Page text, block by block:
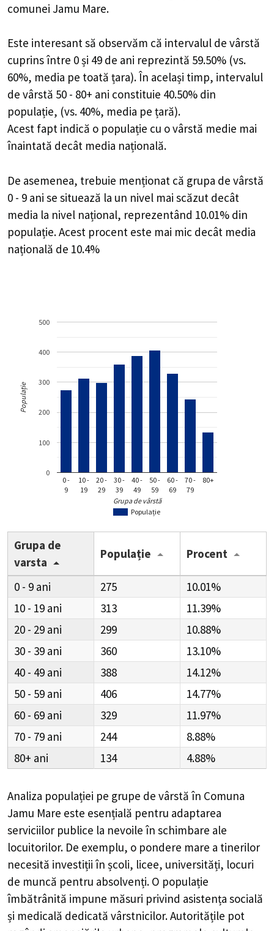
comunei Jamu Mare.
Este interesant să observăm că intervalul de vârstă
cuprins între 0 și 49 de ani reprezintă 59.50% (vs.
60%, media pe toată țara). În același timp, intervalul
de vârstă 50 - 80+ ani constituie 40.50% din
populație, (vs. 40%, media pe țară).
Acest fapt indică o populație cu o vârstă medie mai
înaintată decât media națională.
De asemenea, trebuie menționat că grupa de vârstă
0 - 9 ani se situează la un nivel mai scăzut decât
media la nivel național, reprezentând 10.01% din
populație. Acest procent este mai mic decât media
națională de 10.4%
Populație
0 -
9
10 -
19
20 -
29
30 -
39
40 -
49
50 -
59
60 -
69
70 -
79
80+
0
100
200
300
400
500
Grupa de vârstă
Populație
Grupa de
varsta
Populație Procent
0 - 9 275
10.01%
10 - 19
313
11.39%
20 - 29
299
10.88%
30 - 39
360
13.10%
40 - 49
388
14.12%
50 - 59
406
14.77%
60 - 69
329
11.97%
70 - 79
244
8.88%
80+
134 4.88%
Analiza populației pe grupe de vârstă în Comuna
Jamu Mare este esențială pentru adaptarea
serviciilor publice la nevoile în schimbare ale
locuitorilor. De exemplu, o pondere mare a tinerilor
necesită investiții în școli, licee, universități, locuri
de muncă pentru absolvenți. O populație
îmbătrânită impune măsuri privind asistența socială
și medicală dedicată vârstnicilor. Autoritățile pot